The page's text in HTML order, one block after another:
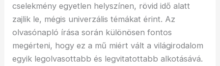
cselekmény egyetlen helyszínen, rövid idő alatt
zajlik le, mégis univerzális témákat érint. Az
olvasónapló írása során különösen fontos
megérteni, hogy ez a mű miért vált a világirodalom
egyik legolvasottabb és legvitatottabb alkotásává.